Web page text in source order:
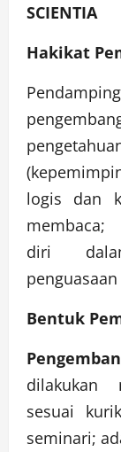
SCIENTIA
Hakikat
logis dan
membaca;
diri
Bentuk
dilakukan
sesuai
seminari;